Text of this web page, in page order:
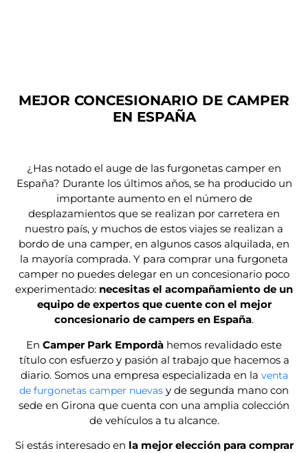
MEJOR CONCESIONARIO DE CAMPER
EN ESPAÑA
¿Has notado el auge de las furgonetas camper en
España? Durante los últimos años, se ha producido un
importante aumento en el número de
desplazamientos que se realizan por carretera en
nuestro país, y muchos de estos viajes se realizan a
bordo de una camper, en algunos casos alquilada, en
la mayoría comprada. Y para comprar una furgoneta
camper no puedes delegar en un concesionario poco
experimentado: necesitas el acompañamiento de un
equipo de expertos que cuente con el mejor
concesionario de campers en España.
En Camper Park Empordà hemos revalidado este
título con esfuerzo y pasión al trabajo que hacemos a
diario. Somos una empresa especializada en la venta
de furgonetas camper nuevas y de segunda mano con
sede en Girona que cuenta con una amplia colección
de vehículos a tu alcance.
Si estás interesado en la mejor elección para comprar